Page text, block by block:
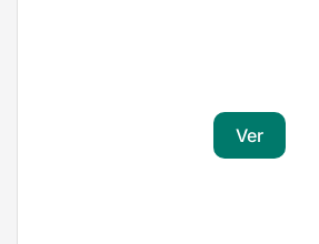
Ver